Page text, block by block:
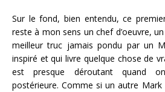
Sur le fond, bien entendu, ce
reste à mon sens un chef d’oeuvre,
meilleur truc jamais pondu par un
inspiré et qui livre quelque chose de
est presque déroutant quand
postérieure. Comme si un autre